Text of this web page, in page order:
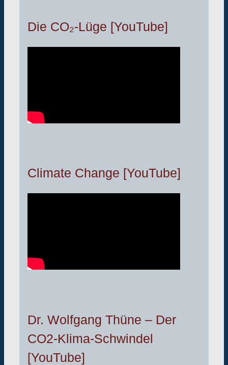
Die CO₂-Lüge [YouTube]
Climate Change [YouTube]
Dr. Wolfgang Thüne – Der
CO2-Klima-Schwindel
[YouTube]